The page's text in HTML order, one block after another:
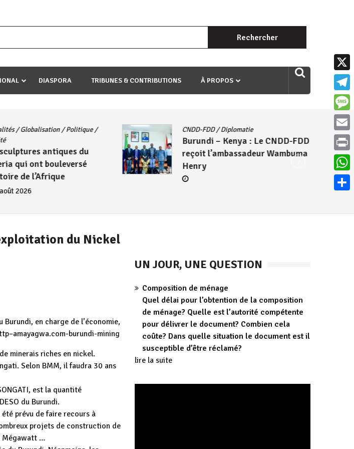
canke igihugu cakwibarutse .Wewe uri ngaha ndagusigiye iki kibazo : Uriko ukora iki kugira ngo
Rechercher :
DIASPORA TRIBUNES & CONTRIBUTIONS À PROPOS
/Globalisation/Politique/
antiques du
qui ont bouleversé
de l’Afrique
2026
CNDD-FDD/Diplomatie
Burundi – Kenya : Le CNDD-FDD
reçoit l’ambassadeur Wambuma
Henry
du Nickel
en charge de l’économie,
burundi-mining
minerais riches en nickel.
Selon BMM, il faudra 30 ans
est la quantité
du Burundi.
été prévu de faire recours à
projets de construction de
Mégawatt …
UN JOUR, UNE QUESTION
Composition de ménage
Quel délai pour l’obtention de la composition
de ménage? Quelle est l’autorité compétente
pour délivrer le document? Combien cela
coûte? Dans quelle situation le document est il
susceptible d’être réclamé?
lire la suite
X
Email
Print